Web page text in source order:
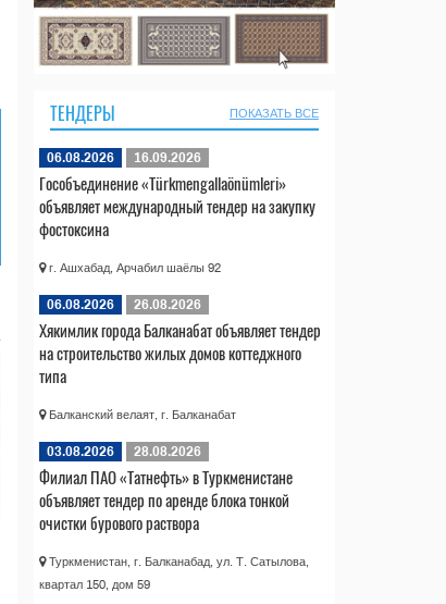
ТЕНДЕРЫ ПОКАЗАТЬ ВСЕ
06.08.2026 16.09.2026
Гособъединение «Türkmengallaönümleri»
объявляет международный тендер на закупку
фостоксина
г. Ашхабад, Арчабил шаёлы 92
06.08.2026 26.08.2026
Хякимлик города Балканабат объявляет тендер
на строительство жилых домов коттеджного
типа
Балканский велаят, г. Балканабат
03.08.2026 28.08.2026
Филиал ПАО «Татнефть» в Туркменистане
объявляет тендер по аренде блока тонкой
очистки бурового раствора
Туркменистан, г. Балканабад, ул. Т. Сатылова,
квартал 150, дом 59